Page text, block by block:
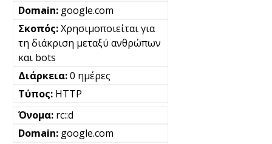
google.com
Χρησιμοποιείται για
τη διάκριση μεταξύ ανθρώπων
και bots
0 ημέρες
HTTP
rc::d
google.com